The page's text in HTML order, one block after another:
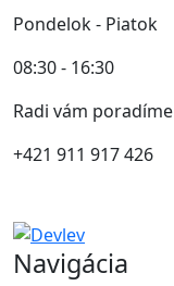
Pondelok - Piatok
08:30 - 16:30
Radi vám poradíme
+421 911 917 426
Navigácia